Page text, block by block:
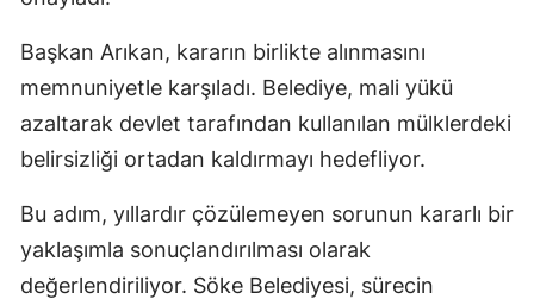
Başkan Arıkan, kararın birlikte alınmasını
memnuniyetle karşıladı. Belediye, mali yükü
azaltarak devlet tarafından kullanılan mülklerdeki
belirsizliği ortadan kaldırmayı hedefliyor.
Bu adım, yıllardır çözülemeyen sorunun kararlı bir
yaklaşımla sonuçlandırılması olarak
değerlendiriliyor. Söke Belediyesi, sürecin